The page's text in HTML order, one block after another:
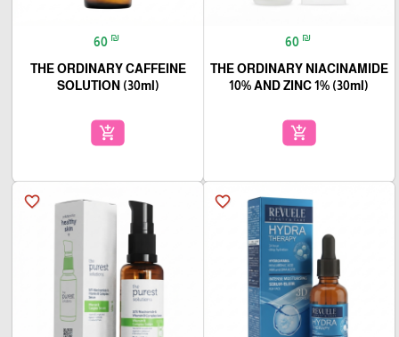
60 ₪
THE ORDINARY NIACINAMIDE
10% AND ZINC 1% (30ml)
add_shopping_cart
60 ₪
THE ORDINARY CAFFEINE
SOLUTION (30ml)
add_shopping_cart
favorite_border
favorite_border